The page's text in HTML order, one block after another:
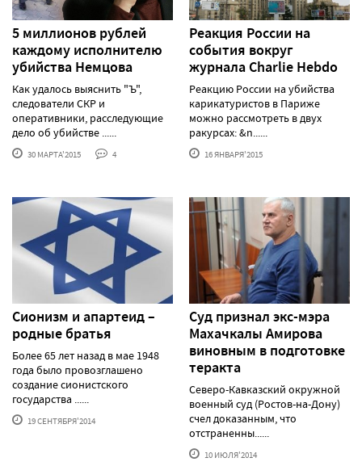
5 миллионов рублей
каждому исполнителю
убийства Немцова
Как удалось выяснить "Ъ",
следователи СКР и
оперативники, расследующие
дело об убийстве ......
30 МАРТА'2015 4
Реакция России на
события вокруг
журнала Charlie Hebdo
Реакцию России на убийства
карикатуристов в Париже
можно рассмотреть в двух
ракурсах: &n......
16 ЯНВАРЯ'2015
Сионизм и апартеид –
родные братья
Более 65 лет назад в мае 1948
года было провозглашено
создание сионистского
государства ......
19 СЕНТЯБРЯ'2014
Суд признал экс-мэра
Махачкалы Амирова
виновным в подготовке
теракта
Северо-Кавказский окружной
военный суд (Ростов-на-Дону)
счел доказанным, что
отстраненны......
10 ИЮЛЯ'2014